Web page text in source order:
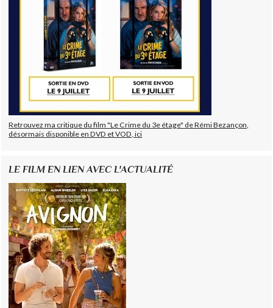
Retrouvez ma critique du film "Le Crime du 3e étage" de Rémi Bezançon,
désormais disponible en DVD et VOD, ici
LE FILM EN LIEN AVEC L'ACTUALITÉ